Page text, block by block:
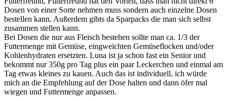
Dosen von einer Sorte nehmen muss sondern auch einzelne Dosen
bestellen kann. Außerdem gibts da Sparpacks die man sich selbst
zusammen stellen kann.
Bei Dosen die nur aus Fleisch bestehen sollte man ca. 1/3 der
Futtermenge mit Gemüse, eingweichten Gemüseflocken und/oder
Kohlenhydraten ersetzten. Luna ist ja schon fast ein Senior und
bekommt nur 350g pro Tag plus ein paar Leckerchen und einmal am
Tag etwas kleines zu kauen. Auch das ist individuell, ich würde
mich an die Empfehlung auf der Dose halten und dann öfer mal
wiegen und Futtermenge anpassen.